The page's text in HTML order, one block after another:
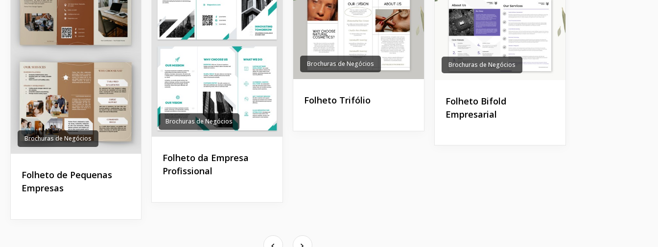
Brochuras de Negócios
Folheto de Pequenas
Empresas
Brochuras de Negócios
Folheto da Empresa
Profissional
Brochuras de Negócios
Folheto Trifólio
Brochuras de Negócios
Folheto Bifold
Empresarial